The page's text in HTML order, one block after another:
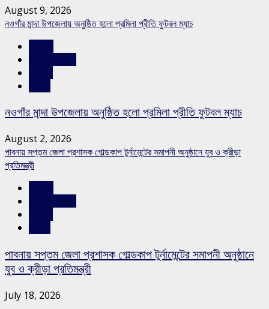
August 9, 2026
নওগাঁর মান্দা উপজেলায় অনুষ্ঠিত হলো প্রমিলা প্রীতি ফুটবল ম্যাচ
নওগাঁর মান্দা উপজেলায় অনুষ্ঠিত হলো প্রমিলা প্রীতি ফুটবল ম্যাচ
August 2, 2026
পাবনায় সপ্তম জেলা প্রশাসক গোল্ডকাপ টুর্নামেন্টের সমাপনী অনুষ্ঠানে যুব ও ক্রীড়া
প্রতিমন্ত্রী
পাবনায় সপ্তম জেলা প্রশাসক গোল্ডকাপ টুর্নামেন্টের সমাপনী অনুষ্ঠানে
যুব ও ক্রীড়া প্রতিমন্ত্রী
July 18, 2026